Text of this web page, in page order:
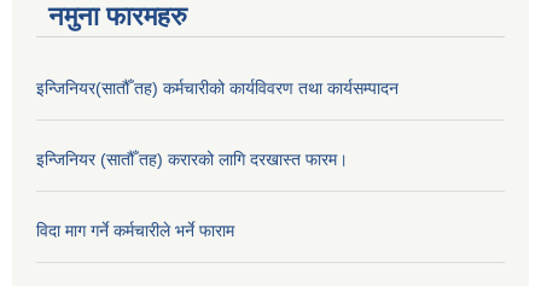
नमुना फारमहरु
इन्जिनियर(सातौँ तह) कर्मचारीको कार्यविवरण तथा कार्यसम्पादन
इन्जिनियर (सातौँ तह) करारको लागि दरखास्त फारम।
विदा माग गर्ने कर्मचारीले भर्ने फाराम